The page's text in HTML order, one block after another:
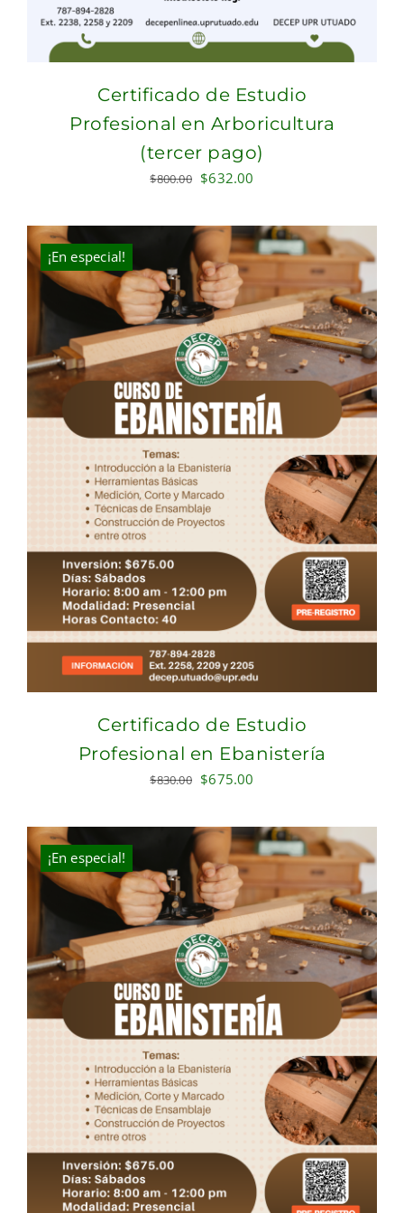
Certificado de Estudio
Profesional en Arboricultura
(tercer pago)
$800.00 Original
was:
$800.00.
$632.00
is:
$632.00.
¡En especial!
Certificado de Estudio
Profesional en Ebanistería
$830.00 Original
was:
$830.00.
$675.00
is:
$675.00.
¡En especial!